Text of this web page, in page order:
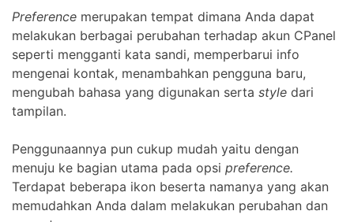
Preference merupakan tempat dimana Anda dapat
melakukan berbagai perubahan terhadap akun CPanel
seperti mengganti kata sandi, memperbarui info
mengenai kontak, menambahkan pengguna baru,
mengubah bahasa yang digunakan serta style dari
tampilan.
Penggunaannya pun cukup mudah yaitu dengan
menuju ke bagian utama pada opsi preference.
Terdapat beberapa ikon beserta namanya yang akan
memudahkan Anda dalam melakukan perubahan dan